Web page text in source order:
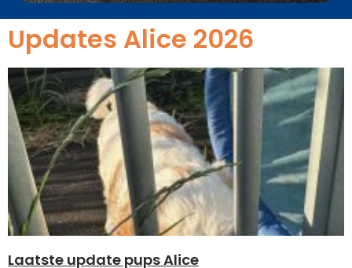
Updates Alice 2026
Laatste update pups Alice